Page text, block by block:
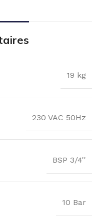
19 kg
230 VAC 50Hz
BSP 3/4''
10 Bar